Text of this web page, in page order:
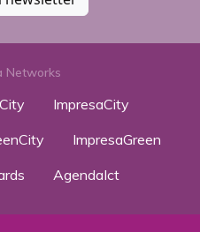
Networks
ImpresaCity
ImpresaGreen
AgendaIct